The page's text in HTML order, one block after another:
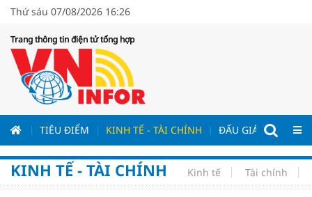
Thứ sáu 07/08/2026 16:26
Trang thông tin điện tử tổng hợp
TIÊU ĐIỂM KINH TẾ - TÀI CHÍNH ĐẤU GIÁ - ĐẤU
KINH TẾ - TÀI CHÍNH Kinh tế Tài chính